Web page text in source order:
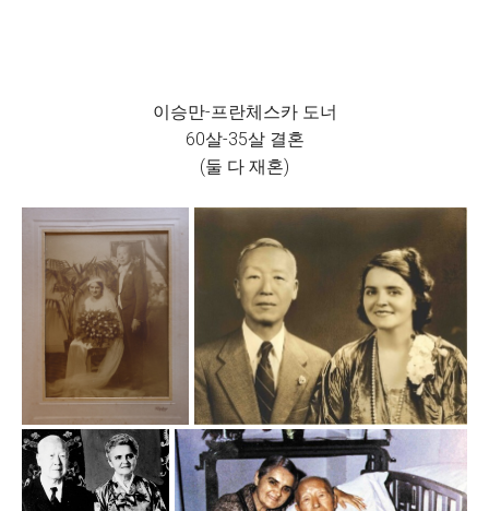
이승만-프란체스카 도너
60살-35살 결혼
(둘 다 재혼)